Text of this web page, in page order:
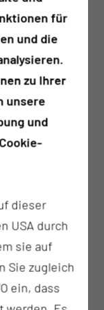
for better
and
Initially,
collection
evolved,
rapidly
project was
bed capacity
continuous
system
it difficult to
für
und die
zu Ihrer
unsere
und
dieser
USA durch
sie auf
Sie zugleich
ein, dass